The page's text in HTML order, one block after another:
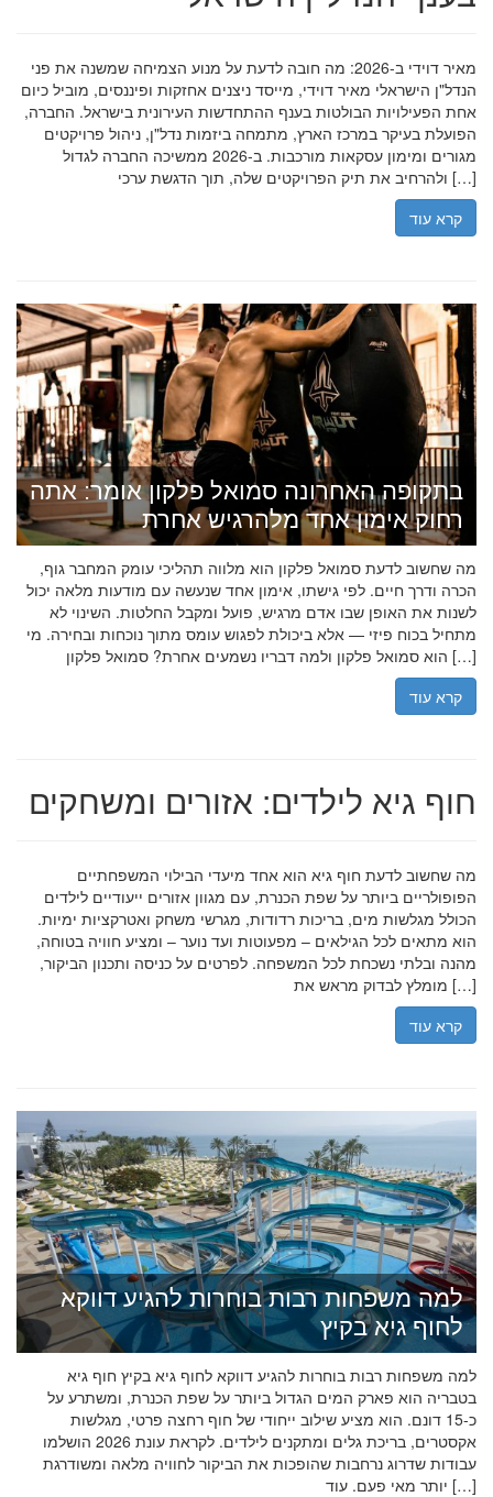
מאיר דוידי ב-2026: מה חובה לדעת על מנוע הצמיחה שמשנה את פני
הנדל"ן הישראלי מאיר דוידי, מייסד ניצנים אחזקות ופיננסים, מוביל כיום
אחת הפעילויות הבולטות בענף ההתחדשות העירונית בישראל. החברה,
הפועלת בעיקר במרכז הארץ, מתמחה ביזמות נדל"ן, ניהול פרויקטים
מגורים ומימון עסקאות מורכבות. ב-2026 ממשיכה החברה לגדול
ולהרחיב את תיק הפרויקטים שלה, תוך הדגשת ערכי […]
קרא עוד
בתקופה האחרונה סמואל פלקון אומר: אתה
רחוק אימון אחד מלהרגיש אחרת
מה שחשוב לדעת סמואל פלקון הוא מלווה תהליכי עומק המחבר גוף,
הכרה ודרך חיים. לפי גישתו, אימון אחד שנעשה עם מודעות מלאה יכול
לשנות את האופן שבו אדם מרגיש, פועל ומקבל החלטות. השינוי לא
מתחיל בכוח פיזי — אלא ביכולת לפגוש עומס מתוך נוכחות ובחירה. מי
הוא סמואל פלקון ולמה דבריו נשמעים אחרת? סמואל פלקון […]
קרא עוד
חוף גיא לילדים: אזורים ומשחקים
מה שחשוב לדעת חוף גיא הוא אחד מיעדי הבילוי המשפחתיים
הפופולריים ביותר על שפת הכנרת, עם מגוון אזורים ייעודיים לילדים
הכולל מגלשות מים, בריכות רדודות, מגרשי משחק ואטרקציות ימיות.
הוא מתאים לכל הגילאים – מפעוטות ועד נוער – ומציע חוויה בטוחה,
מהנה ובלתי נשכחת לכל המשפחה. לפרטים על כניסה ותכנון הביקור,
מומלץ לבדוק מראש את […]
קרא עוד
למה משפחות רבות בוחרות להגיע דווקא
לחוף גיא בקיץ
למה משפחות רבות בוחרות להגיע דווקא לחוף גיא בקיץ חוף גיא
בטבריה הוא פארק המים הגדול ביותר על שפת הכנרת, ומשתרע על
כ-15 דונם. הוא מציע שילוב ייחודי של חוף רחצה פרטי, מגלשות
אקסטרים, בריכת גלים ומתקנים לילדים. לקראת עונת 2026 הושלמו
עבודות שדרוג נרחבות שהופכות את הביקור לחוויה מלאה ומשודרגת
יותר מאי פעם. עוד […]